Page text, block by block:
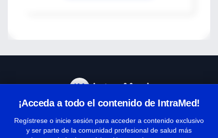
¡Acceda a todo el contenido de IntraMed!
Regístrese o inicie sesión para acceder a contenido exclusivo
y ser parte de la comunidad profesional de salud más